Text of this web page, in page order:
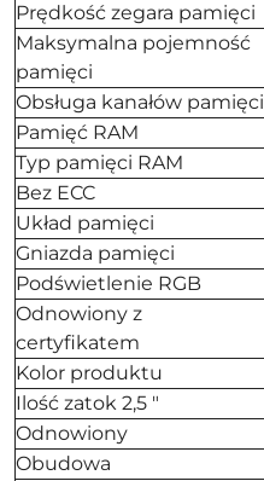
Prędkość zegara pamięci
Maksymalna pojemność
pamięci
Obsługa kanałów pamięci
Pamięć RAM
Typ pamięci RAM
Bez ECC
Układ pamięci
Gniazda pamięci
Podświetlenie RGB
Odnowiony z
certyfikatem
Kolor produktu
Ilość zatok 2,5 "
Odnowiony
Obudowa